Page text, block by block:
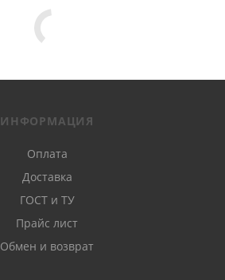
ИНФОРМАЦИЯ
Оплата
Доставка
ГОСТ и ТУ
Прайс лист
Обмен и возврат